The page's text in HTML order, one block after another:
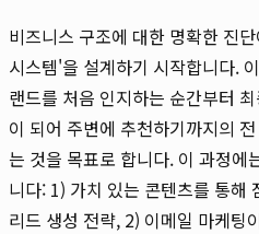
비즈니스 구조에 대한 명확한 진
시스템'을 설계하기 시작합니다.
랜드를 처음 인지하는 순간부터
이 되어 주변에 추천하기까지의
는 것을 목표로 합니다. 이 과정에
니다: 1) 가치 있는 콘텐츠를 통해
리드 생성 전략, 2) 이메일 마케팅